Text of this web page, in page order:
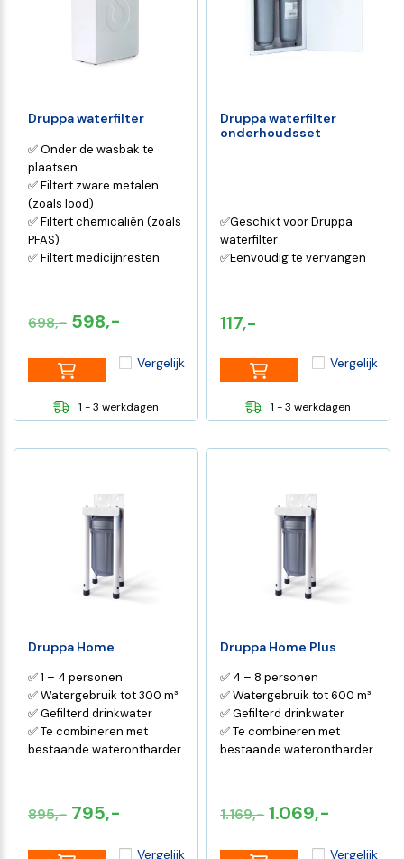
Druppa waterfilter
698,- Oorspronkelijke
was:
€698,-.
598,-
is:
€598,-.
✅ Onder de wasbak te
plaatsen
✅ Filtert zware metalen
(zoals lood)
✅ Filtert chemicaliën (zoals
PFAS)
✅ Filtert medicijnresten
1 - 3 werkdagen
Vergelijk
Druppa waterfilter
onderhoudsset
117,-
✅Geschikt voor Druppa
waterfilter
✅Eenvoudig te vervangen
1 - 3 werkdagen
Vergelijk
Druppa Home
895,- Oorspronkelijke
795,-
✅ 1 – 4 personen
✅ Watergebruik tot 300 m³
✅ Gefilterd drinkwater
✅ Te combineren met
bestaande waterontharder
Vergelijk
Druppa Home Plus
1.169,- Oorspronkelijke
1.069,-
✅ 4 – 8 personen
✅ Watergebruik tot 600 m³
✅ Gefilterd drinkwater
✅ Te combineren met
bestaande waterontharder
Vergelijk